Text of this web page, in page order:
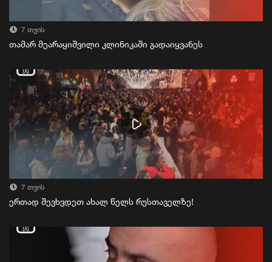
7 თვის
თამარ მეარაყიშვილი კლინიკაში გადაიყვანეს
7 თვის
ერთად შევხვდეთ ახალ წელს რუსთაველზე!